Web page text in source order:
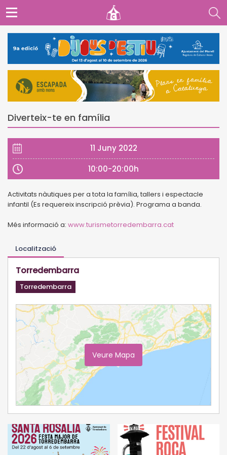
Diverteix-te en família
11 Juny 2022
10:00-20:00h
Activitats nàutiques per a tota la família, tallers i espectacle
infantil (Es requereix inscripció prèvia). Programa a banda.
Més informació a: www.turismetorredembarra.cat
Localització
Torredembarra
Torredembarra
Veure Mapa